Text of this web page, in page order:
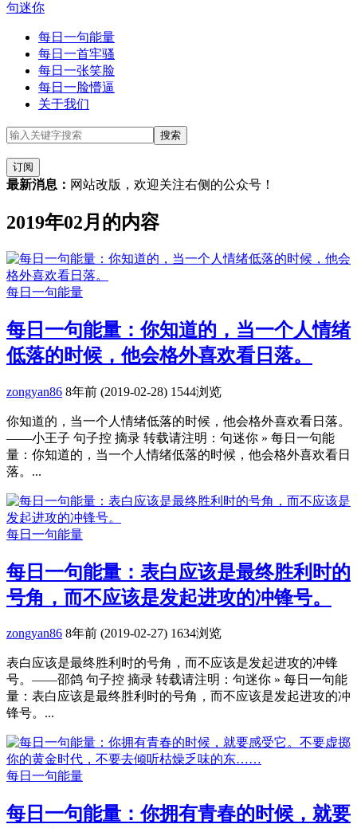
句迷你
每日一句能量
每日一首牢骚
每日一张笑脸
每日一脸懵逼
关于我们
订阅
最新消息： 网站改版，欢迎关注右侧的公众号！
2019年02月的内容
每日一句能量
每日一句能量：你知道的，当一个人情绪
低落的时候，他会格外喜欢看日落。
zongyan86 8年前 (2019-02-28) 1544浏览
你知道的，当一个人情绪低落的时候，他会格外喜欢看日落。
——小王子 句子控 摘录 转载请注明：句迷你 » 每日一句能
量：你知道的，当一个人情绪低落的时候，他会格外喜欢看日
落。...
每日一句能量
每日一句能量：表白应该是最终胜利时的
号角，而不应该是发起进攻的冲锋号。
zongyan86 8年前 (2019-02-27) 1634浏览
表白应该是最终胜利时的号角，而不应该是发起进攻的冲锋
号。——邵鸽 句子控 摘录 转载请注明：句迷你 » 每日一句能
量：表白应该是最终胜利时的号角，而不应该是发起进攻的冲
锋号。...
每日一句能量
每日一句能量：你拥有青春的时候，就要